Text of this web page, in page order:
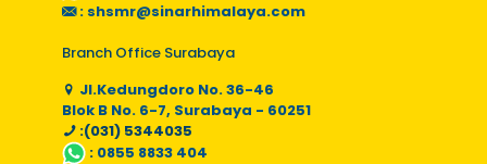
: shsmr@sinarhimalaya.com
Branch Office Surabaya
Jl.Kedungdoro No. 36-46
Blok B No. 6-7, Surabaya - 60251
:(031) 5344035
: 0855 8833 404